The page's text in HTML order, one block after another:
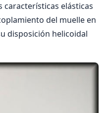
elásticas
del muelle en
disposición helicoidal